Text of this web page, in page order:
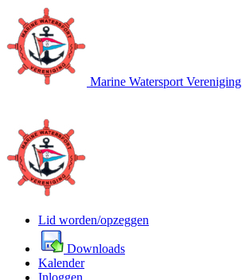
Marine Watersport Vereniging
Lid worden/opzeggen
Downloads
Kalender
Inloggen